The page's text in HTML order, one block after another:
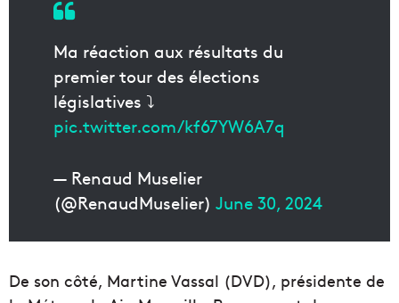
Ma réaction aux résultats du
premier tour des élections
législatives ⤵️
pic.twitter.com/kf67YW6A7q
— Renaud Muselier
(@RenaudMuselier) June 30, 2024
De son côté, Martine Vassal (DVD), présidente de